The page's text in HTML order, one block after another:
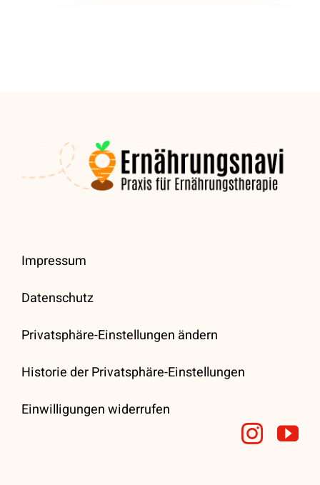
Impressum
Datenschutz
Privatsphäre-Einstellungen ändern
Historie der Privatsphäre-Einstellungen
Einwilligungen widerrufen